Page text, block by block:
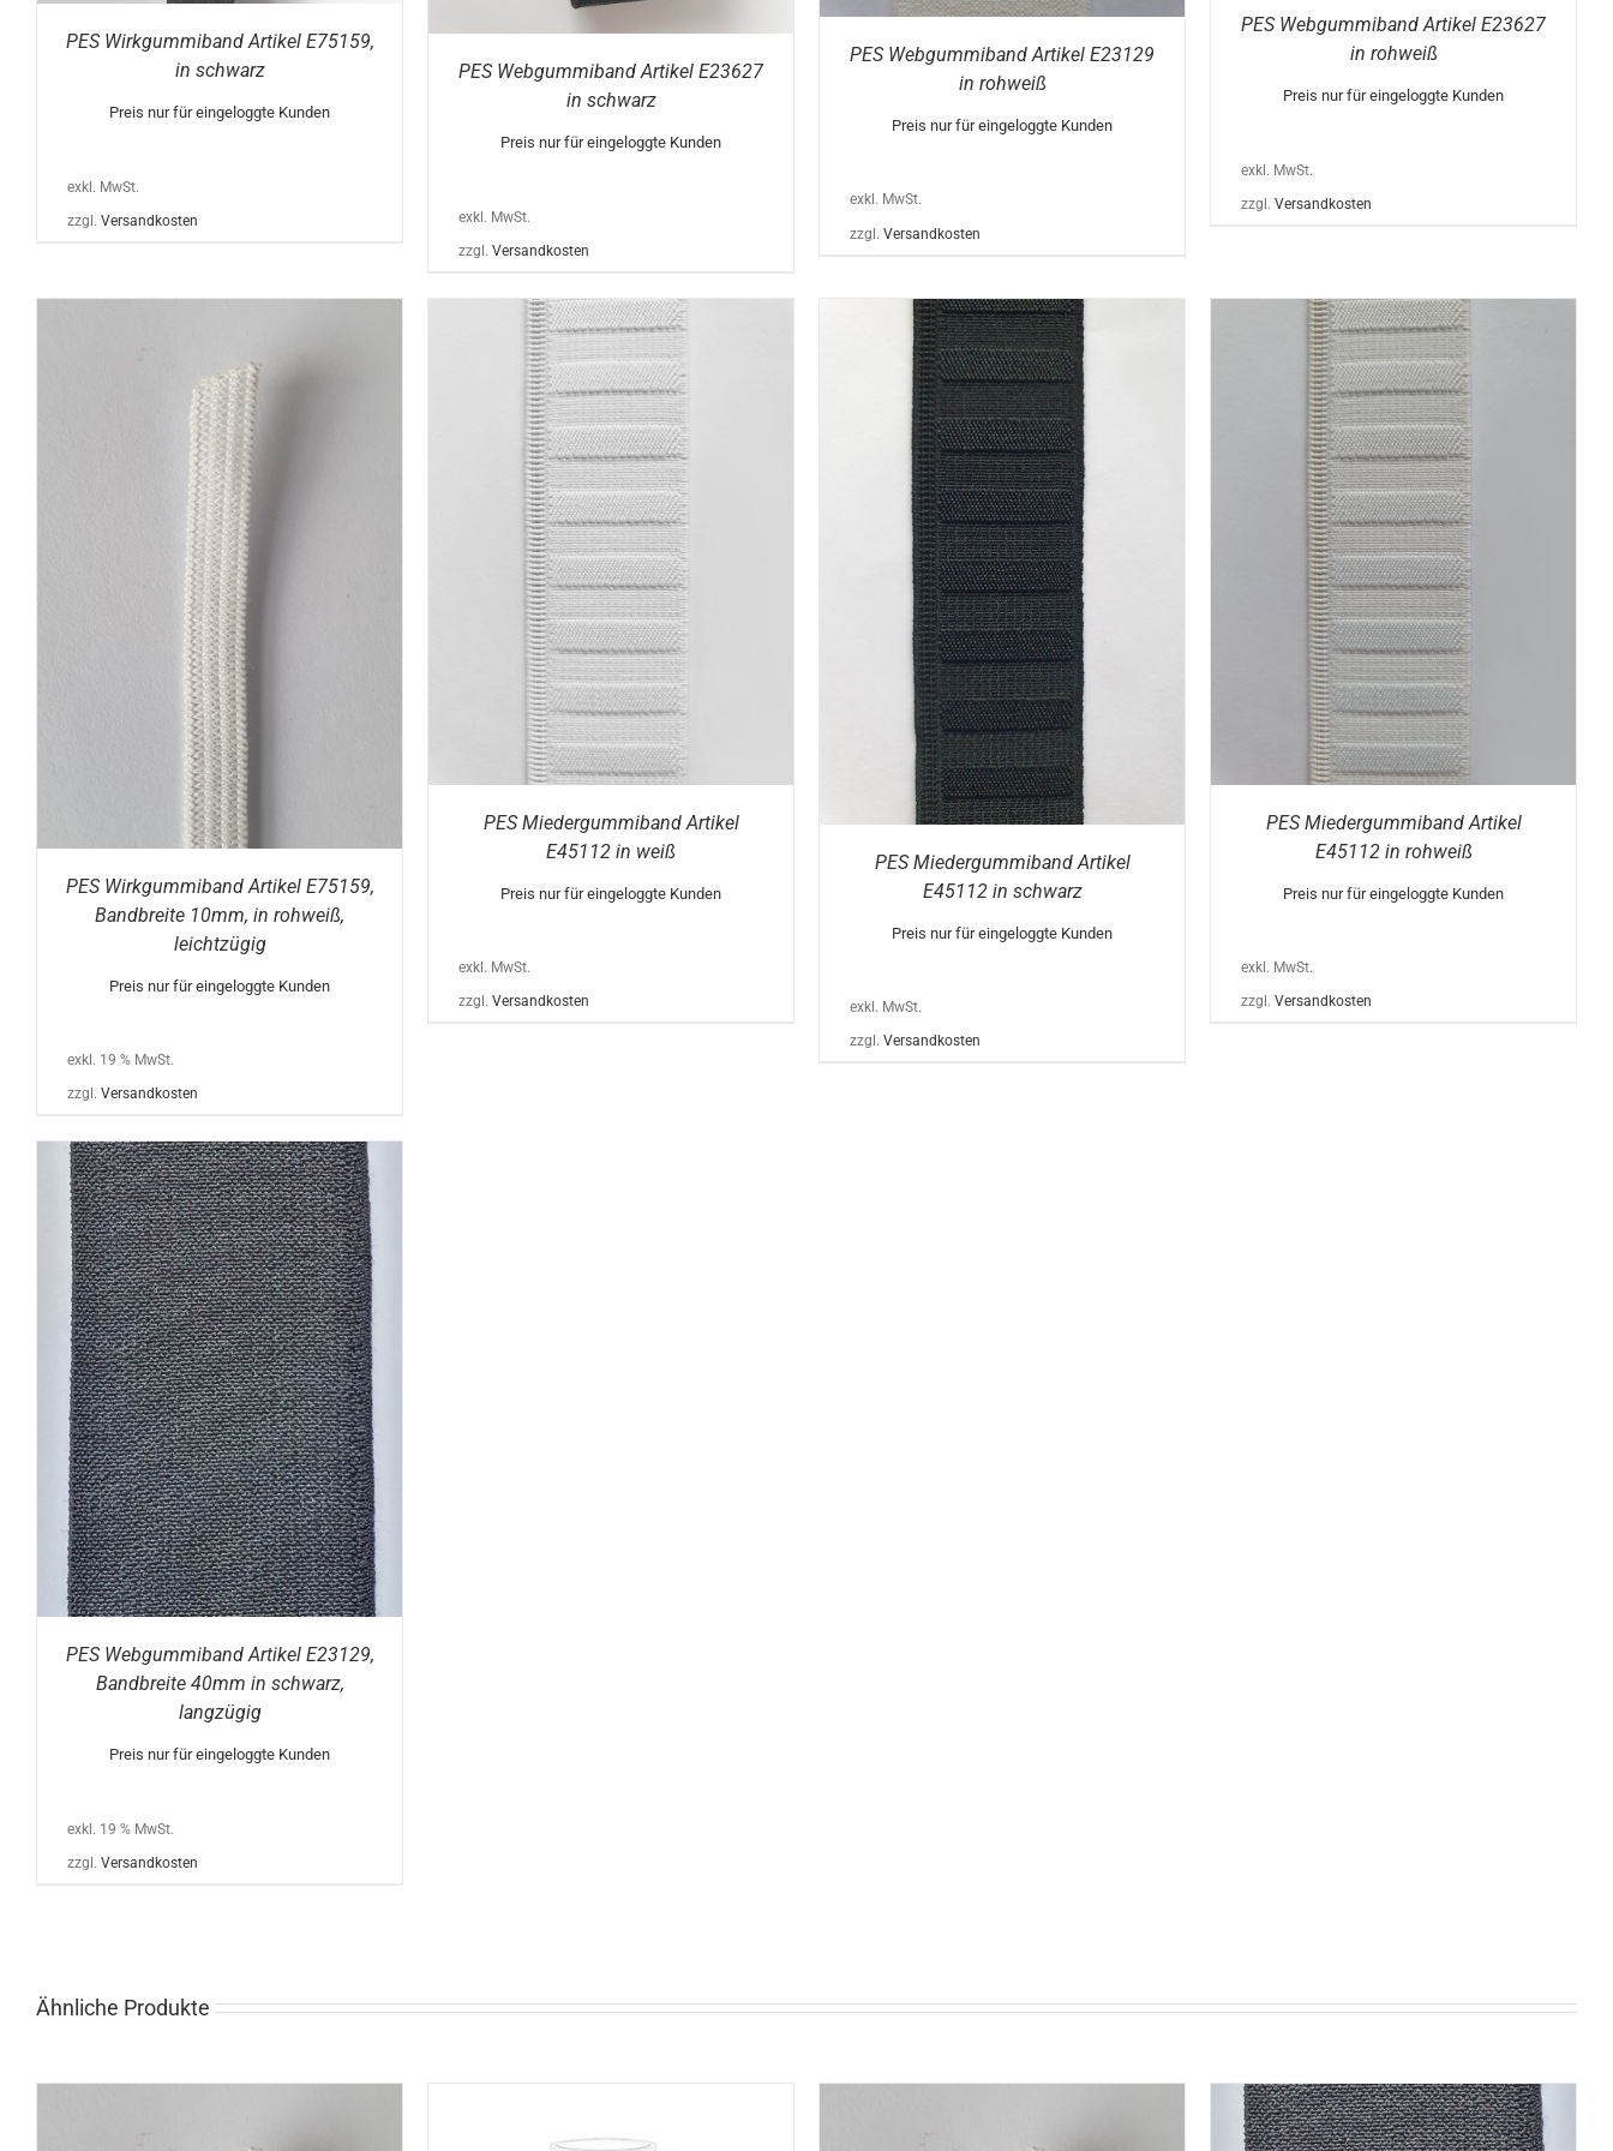
PES Wirkgummiband Artikel E75159,
in schwarz
Preis nur für eingeloggte Kunden
exkl. MwSt.
zzgl. Versandkosten
PES Webgummiband Artikel E23627
in schwarz
Preis nur für eingeloggte Kunden
exkl. MwSt.
zzgl. Versandkosten
PES Webgummiband Artikel E23129
in rohweiß
Preis nur für eingeloggte Kunden
exkl. MwSt.
zzgl. Versandkosten
PES Webgummiband Artikel E23627
in rohweiß
Preis nur für eingeloggte Kunden
exkl. MwSt.
zzgl. Versandkosten
PES Wirkgummiband Artikel E75159,
Bandbreite 10mm, in rohweiß,
leichtzügig
Preis nur für eingeloggte Kunden
exkl. 19 % MwSt.
zzgl. Versandkosten
AUSFÜHRUNG WÄHLEN
DER
PES Miedergummiband Artikel
E45112 in weiß
Preis nur für eingeloggte Kunden
exkl. MwSt.
zzgl. Versandkosten
AUSFÜHRUNG WÄHLENDIESES
PRODUKT
WEIST
MEHRERE
VARIANTEN
AUF.
DIE
OPTIONEN
KÖNNEN
AUF
DER
PRODUKTSEITE
GEWÄHLT
PES Miedergummiband Artikel
E45112 in schwarz
Preis nur für eingeloggte Kunden
exkl. MwSt.
zzgl. Versandkosten
AUSFÜHRUNG WÄHLENDIESES
PRODUKT
WEIST
MEHRERE
VARIANTEN
AUF.
DIE
OPTIONEN
KÖNNEN
AUF
DER
PRODUKTSEITE
GEWÄHLT
WERDEN
/
PES Miedergummiband Artikel
E45112 in rohweiß
Preis nur für eingeloggte Kunden
exkl. MwSt.
zzgl. Versandkosten
PES Webgummiband Artikel E23129,
Bandbreite 40mm in schwarz,
langzügig
Preis nur für eingeloggte Kunden
exkl. 19 % MwSt.
zzgl. Versandkosten
Ähnliche Produkte